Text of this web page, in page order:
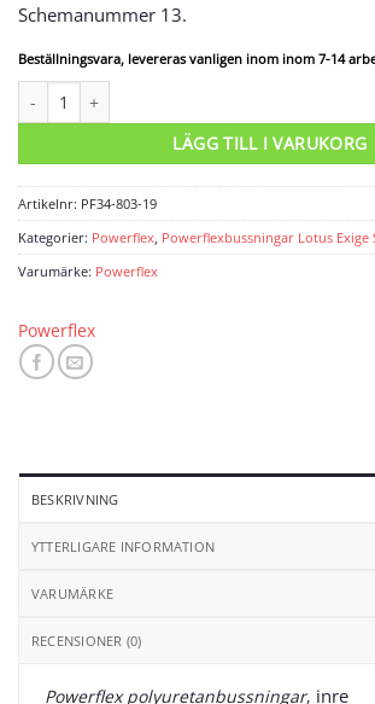
Schemanummer 13.
Beställningsvara, levereras vanligen inom inom 7-14
LÄGG TILL I VARUKORG
Artikelnr: PF34-803-19
Kategorier: Powerflex, Powerflexbussningar Lotus Exige
Varumärke: Powerflex
Powerflex
BESKRIVNING
YTTERLIGARE INFORMATION
VARUMÄRKE
RECENSIONER (0)
Powerflex polyuretanbussningar, inre